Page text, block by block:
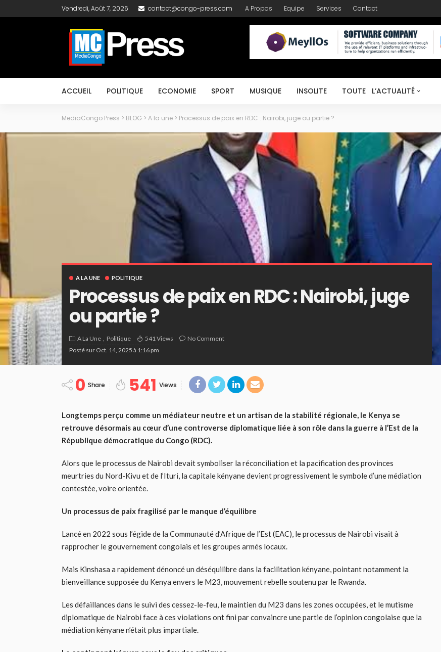
Vendredi, Août 7, 2026 contact@congo-press.com A Propos Equipe Services Contact
ACCUEIL POLITIQUE ECONOMIE SPORT MUSIQUE INSOLITE TOUTE L’ACTUALITÉ
MediaCongo Press > BLOG > A la une > Processus de paix en RDC : Nairobi, juge ou partie ?
A LA UNE POLITIQUE
Processus de paix en RDC : Nairobi, juge
ou partie ?
A La Une Politique 541 Views
No Comment
Posté sur Oct. 14, 2025 à 1:16 pm
0 Share 541 Views
Longtemps perçu comme un médiateur neutre et un artisan de la stabilité régionale, le Kenya se
retrouve désormais au cœur d’une controverse diplomatique liée à son rôle dans la guerre à l’Est de la
République démocratique du Congo (RDC).
Alors que le processus de Nairobi devait symboliser la réconciliation et la pacification des provinces
meurtries du Nord-Kivu et de l’Ituri, la capitale kényane devient progressivement le symbole d’une médiation
contestée, voire orientée.
Un processus de paix fragilisé par le manque d’équilibre
Lancé en 2022 sous l’égide de la Communauté d’Afrique de l’Est (EAC), le processus de Nairobi visait à
rapprocher le gouvernement congolais et les groupes armés locaux.
Mais Kinshasa a rapidement dénoncé un déséquilibre dans la facilitation kényane, pointant notamment la
bienveillance supposée du Kenya envers le M23, mouvement rebelle soutenu par le Rwanda.
Les défaillances dans le suivi des cessez-le-feu, le maintien du M23 dans les zones occupées, et le mutisme
diplomatique de Nairobi face à ces violations ont fini par convaincre une partie de l’opinion congolaise que la
médiation kényane n’était plus impartiale.